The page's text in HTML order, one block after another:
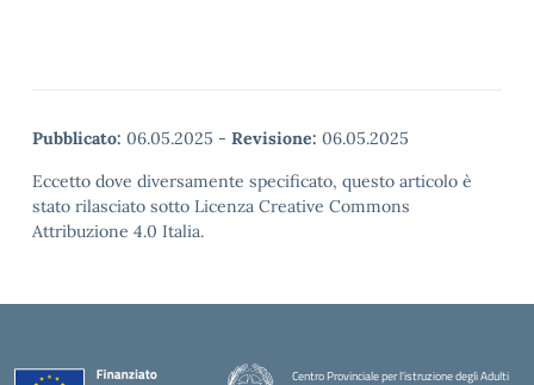
Pubblicato: 06.05.2025 - Revisione: 06.05.2025
Eccetto dove diversamente specificato, questo articolo è
stato rilasciato sotto Licenza Creative Commons
Attribuzione 4.0 Italia.
Centro Provinciale per l'istruzione degli Adulti